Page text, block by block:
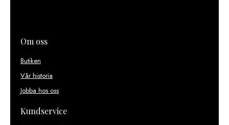
Om oss
Butiken
Vår historia
Jobba hos oss
Kundservice